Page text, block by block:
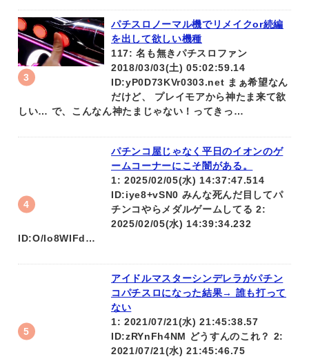
パチスロノーマル機でリメイクor続編
を出して欲しい機種
117: 名も無きパチスロファン
2018/03/03(土) 05:02:59.14
ID:yP0D73KVr0303.net まぁ希望なん
だけど、 プレイモアから神たま来て欲
しい… で、こんなん神たまじゃない！ってきっ…
パチンコ屋じゃなく平日のイオンのゲ
ームコーナーにこそ闇がある。
1: 2025/02/05(水) 14:37:47.514
ID:iye8+vSN0 みんな死んだ目してパ
チンコやらメダルゲームしてる 2:
2025/02/05(水) 14:39:34.232
ID:O/Io8WIFd…
アイドルマスターシンデレラがパチン
コパチスロになった結果→ 誰も打って
ない
1: 2021/07/21(水) 21:45:38.57
ID:zRYnFh4NM どうすんのこれ？ 2:
2021/07/21(水) 21:45:46.75